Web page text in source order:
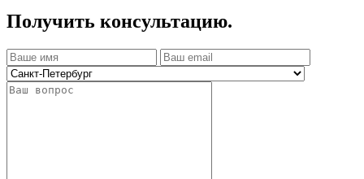
Получить консультацию.